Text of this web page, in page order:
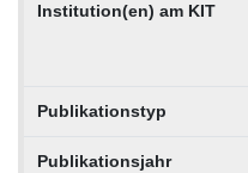
Institution(en) am KIT
Publikationstyp
Publikationsjahr